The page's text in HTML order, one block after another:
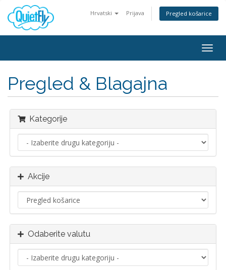
Hrvatski Prijava Pregled košarice
Pregled & Blagajna
Kategorije
Akcije
Odaberite valutu